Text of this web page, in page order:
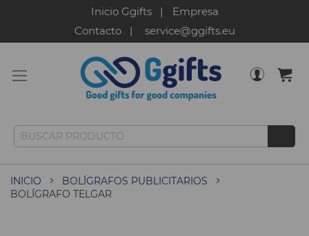
Inicio Ggifts
Empresa
Contacto
service@ggifts.eu
INICIO
BOLÍGRAFOS PUBLICITARIOS
BOLÍGRAFO TELGAR